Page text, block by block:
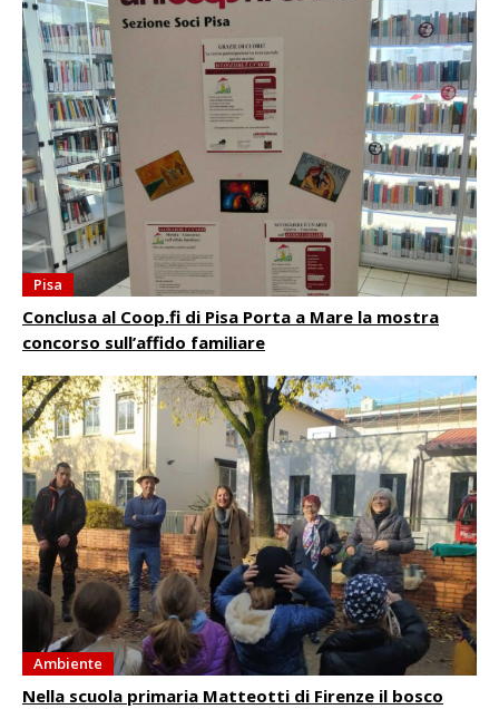
Pisa
Conclusa al Coop.fi di Pisa Porta a Mare la mostra
concorso sull’affido familiare
Ambiente
Nella scuola primaria Matteotti di Firenze il bosco